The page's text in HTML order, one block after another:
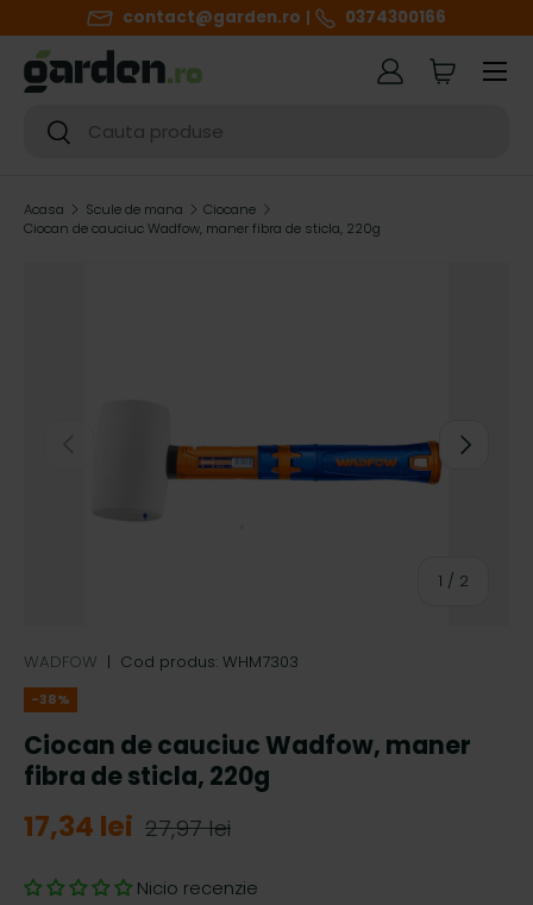
SARI LA CONTINUT
contact@garden.ro 0374300166
Cautare
Cautare
Autentificare
Cart
Meniul
Acasa Scule de mana
Ciocane
Ciocan de cauciuc Wadfow, maner fibra de sticla, 220g
ANTERIOR
1 / de
2
WADFOW | Cod produs: WHM7303
-38%
Ciocan de cauciuc Wadfow, maner
fibra de sticla, 220g
17,34 lei 27,97 lei
Nicio recenzie